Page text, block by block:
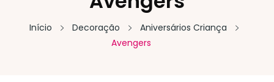
Início Decoração
Aniversários Criança
Avengers